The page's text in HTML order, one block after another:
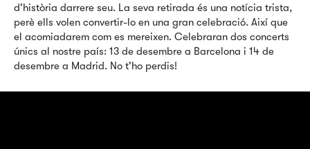
d'història darrere seu. La seva retirada és una notícia trista,
perè ells volen convertir-lo en una gran celebració. Així que
el acomiadarem com es mereixen. Celebraran dos concerts
únics al nostre país: 13 de desembre a Barcelona i 14 de
desembre a Madrid. No t'ho perdis!